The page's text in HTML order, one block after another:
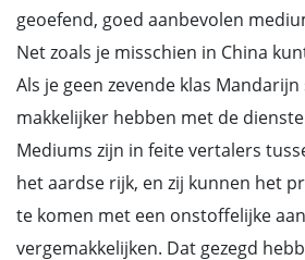
geoefend, goed aanbevolen
Net zoals je misschien in China
Als je geen zevende klas
makkelijker hebben met de
Mediums zijn in feite vertalers
het aardse rijk, en zij kunnen het
te komen met een onstoffelijke
vergemakkelijken. Dat gezegd